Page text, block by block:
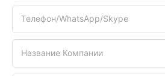
Телефон/WhatsApp/Skype
Название Компании